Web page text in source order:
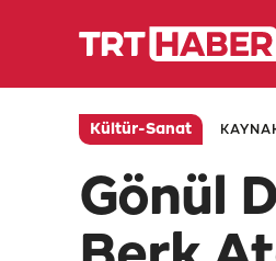
Kültür-Sanat
Gönül